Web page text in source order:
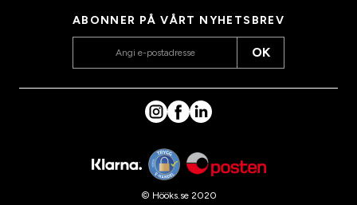
ABONNER PÅ VÅRT NYHETSBREV
OK
© Hööks.se 2020